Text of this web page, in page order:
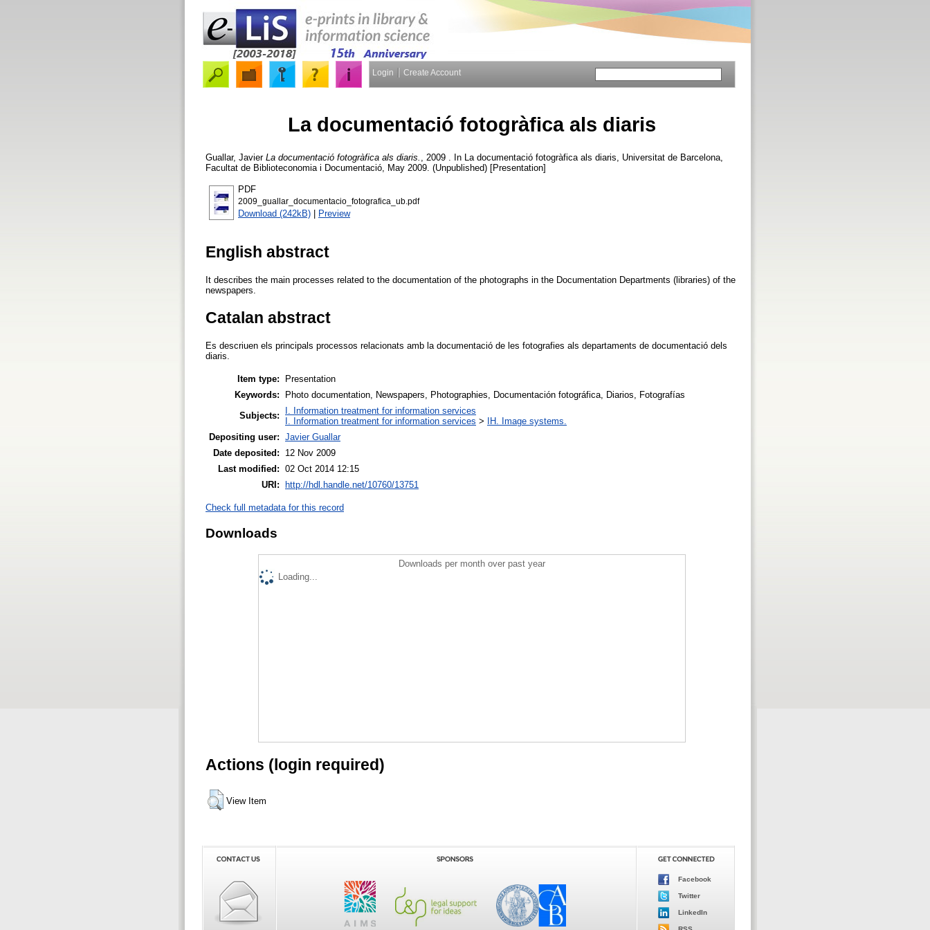
Login Create Account
La documentació fotogràfica als diaris
Guallar, Javier La documentació fotogràfica als diaris.
, 2009 . In La documentació fotogràfica als diaris, Universitat de Barcelona,
Facultat de Biblioteconomia i Documentació, May 2009. (Unpublished) [Presentation]
PDF
2009_guallar_documentacio_fotografica_ub.pdf
Download (242kB) | Preview
English abstract
It describes the main processes related to the documentation of the photographs in the Documentation Departments (libraries) of the
newspapers.
Catalan abstract
Es descriuen els principals processos relacionats amb la documentació de les fotografies als departaments de documentació dels
diaris.
Item type:
Presentation
Keywords:
Photo documentation, Newspapers, Photographies, Documentación fotográfica, Diarios, Fotografías
Subjects:
I. Information treatment for information services
I. Information treatment for information services >
IH. Image systems.
Depositing user: Javier Guallar
Date deposited:
12 Nov 2009
Last modified: 02 Oct 2014 12:15
URI:
http://hdl.handle.net/10760/13751
Check full metadata for this record
Downloads
Downloads per month over past year
Loading...
Actions (login required)
View Item
Facebook
Twitter
LinkedIn